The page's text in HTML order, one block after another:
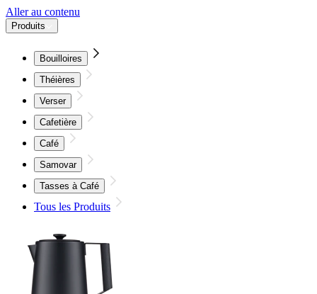
Aller au contenu
Produits
Bouilloires
Théières
Verser
Cafetière
Café
Samovar
Tasses à Café
Tous les Produits